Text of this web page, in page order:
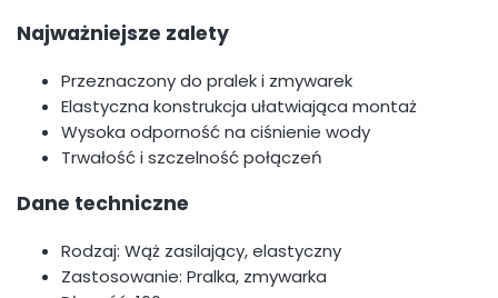
Najważniejsze zalety
Przeznaczony do pralek i zmywarek
Elastyczna konstrukcja ułatwiająca montaż
Wysoka odporność na ciśnienie wody
Trwałość i szczelność połączeń
Dane techniczne
Rodzaj: Wąż zasilający, elastyczny
Zastosowanie: Pralka, zmywarka